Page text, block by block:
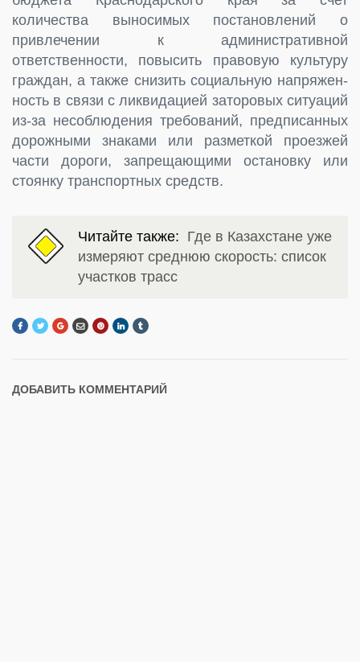
количества выносимых постановлений о
привлечении к административной
ответственности, повысить правовую культуру
граждан, а также снизить социальную напряжен­
ность в связи с ликвидацией заторовых ситуаций
из-за несоблюдения требова­ний, предписанных
дорожными знаками или разметкой проезжей
части дороги, запрещающими остановку или
стоянку транспортных средств.
Читайте также: Где в Казахстане уже
измеряют среднюю скорость: список
участков трасс
ДОБАВИТЬ КОММЕНТАРИЙ